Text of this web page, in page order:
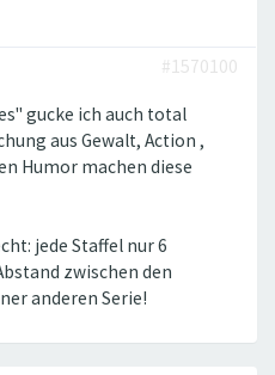
#1570100
gucke ich auch total
aus Gewalt, Action ,
Humor machen diese
jede Staffel nur 6
zwischen den
anderen Serie!